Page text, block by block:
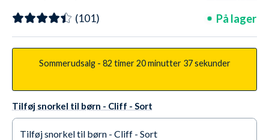
(101) På lager
Sommerudsalg - 82 timer20 minutter 35 sekunder
Tilføj snorkel til børn - Cliff - Sort
Tilføj snorkel til børn - Cliff - Sort